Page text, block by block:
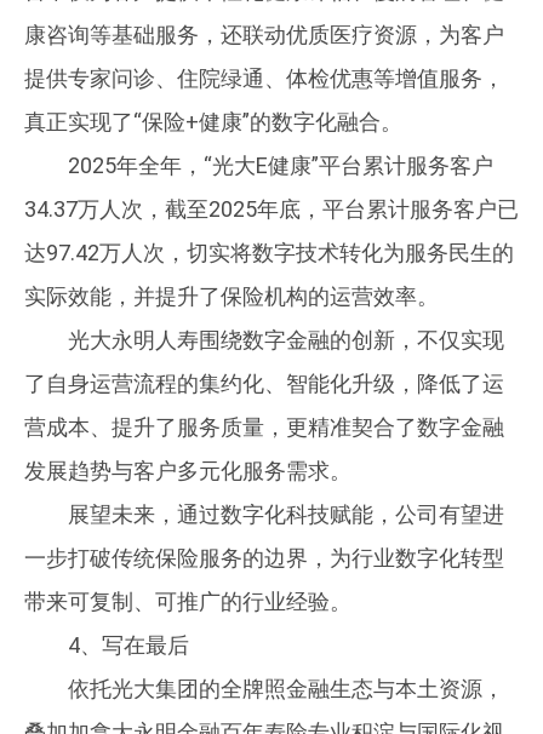
康咨询等基础服务，还联动优质医疗资源，为客户
提供专家问诊、住院绿通、体检优惠等增值服务，
真正实现了“保险+健康”的数字化融合。
2025年全年，“光大E健康”平台累计服务客户
34.37万人次，截至2025年底，平台累计服务客户已
达97.42万人次，切实将数字技术转化为服务民生的
实际效能，并提升了保险机构的运营效率。
光大永明人寿围绕数字金融的创新，不仅实现
了自身运营流程的集约化、智能化升级，降低了运
营成本、提升了服务质量，更精准契合了数字金融
发展趋势与客户多元化服务需求。
展望未来，通过数字化科技赋能，公司有望进
一步打破传统保险服务的边界，为行业数字化转型
带来可复制、可推广的行业经验。
4、写在最后
依托光大集团的全牌照金融生态与本土资源，